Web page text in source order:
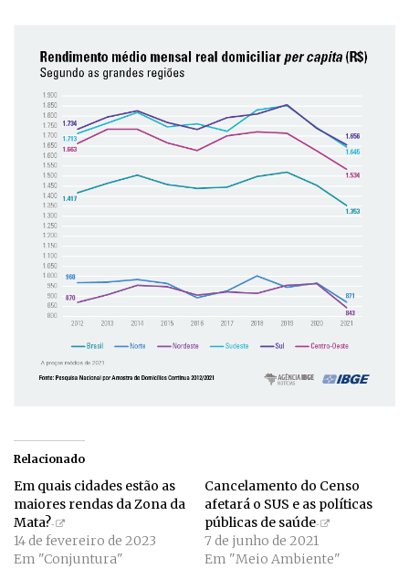
Relacionado
Em quais cidades estão as
maiores rendas da Zona da
Mata?
14 de fevereiro de 2023
Em "Conjuntura"
Cancelamento do Censo
afetará o SUS e as políticas
públicas de saúde
7 de junho de 2021
Em "Meio Ambiente"